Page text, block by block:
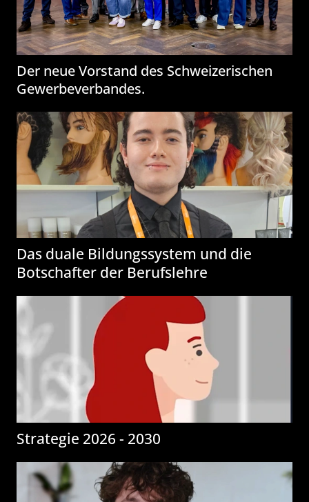
Der neue Vorstand des Schweizerischen
Gewerbeverbandes.
Das duale Bildungssystem und die
Botschafter der Berufslehre
Strategie 2026 - 2030